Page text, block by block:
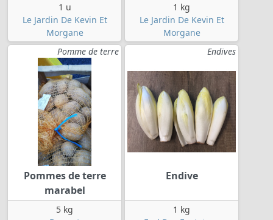
1 u
Le Jardin De Kevin Et
Morgane
1 kg
Le Jardin De Kevin Et
Morgane
Pomme de terre
Pommes de terre
marabel
5 kg
Endives
Endive
1 kg